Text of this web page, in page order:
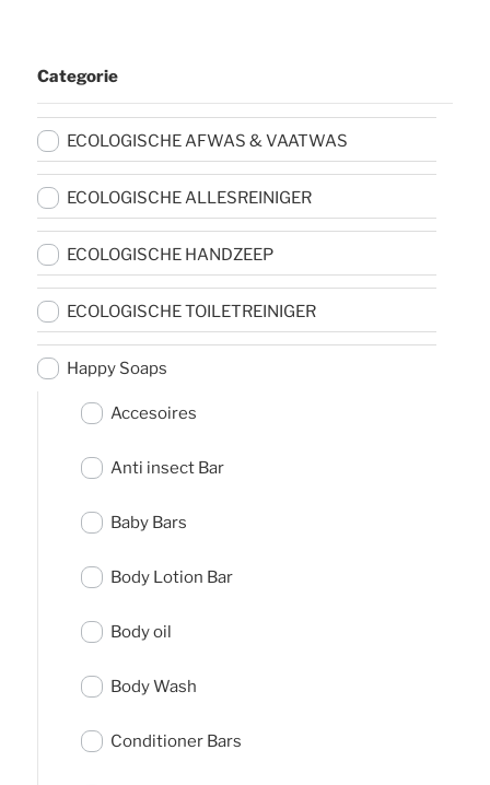
Categorie
ECOLOGISCHE AFWAS & VAATWAS
ECOLOGISCHE ALLESREINIGER
ECOLOGISCHE HANDZEEP
ECOLOGISCHE TOILETREINIGER
Happy Soaps
Accesoires
Anti insect Bar
Baby Bars
Body Lotion Bar
Body oil
Body Wash
Conditioner Bars